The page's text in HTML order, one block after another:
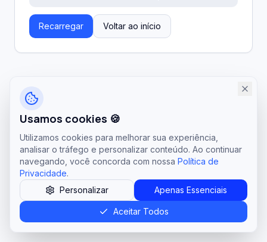
Recarregar Voltar ao início
Usamos cookies 🍪
Utilizamos cookies para melhorar sua experiência,
analisar o tráfego e personalizar conteúdo. Ao continuar
navegando, você concorda com nossa Política de
Privacidade.
Personalizar
Apenas Essenciais
Aceitar Todos